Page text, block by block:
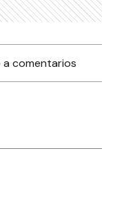
comentarios